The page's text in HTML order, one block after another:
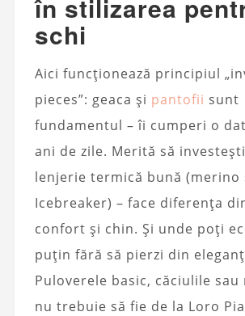
în stilizarea
schi
Aici funcționează principiul
pieces”: geaca și pantofii sunt
fundamentul – îi cumperi o
ani de zile. Merită să
lenjerie termică bună (merino
Icebreaker) – face diferența
confort și chin. Și unde poți
puțin fără să pierzi din
Puloverele basic, căciulile sau
nu trebuie să fie de la Loro